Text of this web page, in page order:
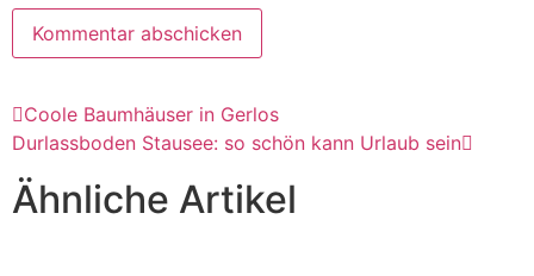
Coole Baumhäuser in Gerlos
Durlassboden Stausee: so schön kann Urlaub sein
Ähnliche Artikel